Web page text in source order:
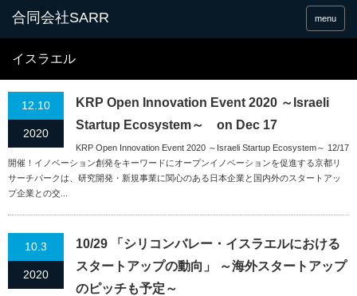
合同会社SARR menu
イスラエル
12.10
2020
KRP Open Innovation Event 2020 ～Israeli
Startup Ecosystem～ on Dec 17
KRP Open Innovation Event 2020 ～Israeli Startup Ecosystem～ 12/17
開催！イノベーション創発をキーワードにオープンイノベーションを促進する京都リ
サーチパークは、研究開発・新規事業に関心のある日本企業と国内外のスタートアッ
プ企業との交...
10.3
2020
10/29 「シリコンバレー・イスラエルにおける
スタートアップの動向」 ～海外スタートアップ
のピッチも予定～